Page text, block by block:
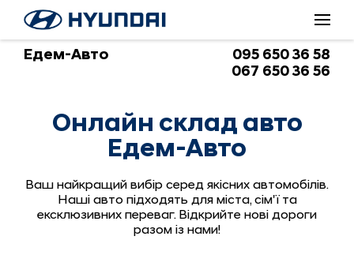
Едем-Авто
095 650 36 58
067 650 36 56
Онлайн склад авто
Едем-Авто
Ваш найкращий вибір серед якісних автомобілів.
Наші авто підходять для міста, сім'ї та
ексклюзивних переваг. Відкрийте нові дороги
разом із нами!